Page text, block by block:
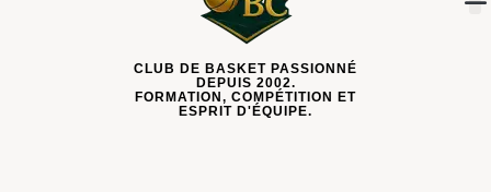
CLUB DE BASKET PASSIONNÉ
DEPUIS 2002.
FORMATION, COMPÉTITION ET
ESPRIT D'ÉQUIPE.